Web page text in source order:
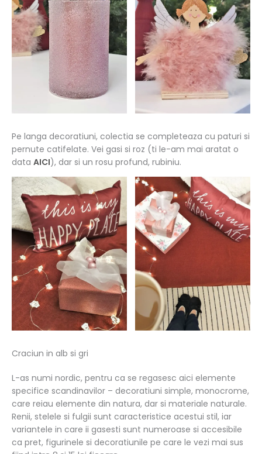
Pe langa decoratiuni, colectia se completeaza cu paturi si
pernute catifelate. Vei gasi si roz (ti le-am mai aratat o
data AICI), dar si un rosu profund, rubiniu.
Craciun in alb si gri
L-as numi nordic, pentru ca se regasesc aici elemente
specifice scandinavilor – decoratiuni simple, monocrome,
care reiau elemente din natura, dar si materiale naturale.
Renii, stelele si fulgii sunt caracteristice acestui stil, iar
variantele in care ii gasesti sunt numeroase si accesibile
ca pret, figurinele si decoratiunile pe care le vezi mai sus